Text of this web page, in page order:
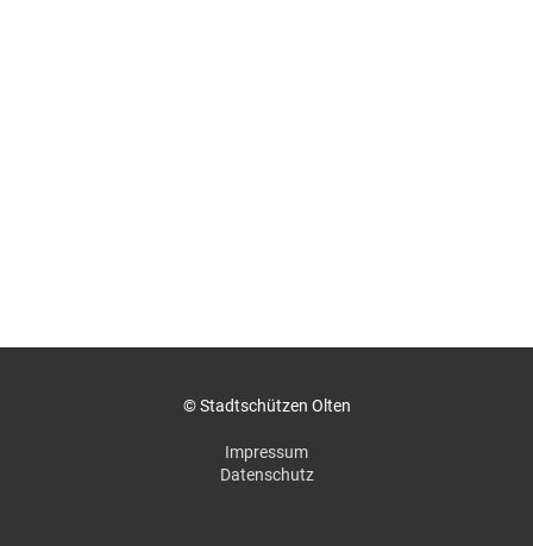
© Stadtschützen Olten
Impressum
Datenschutz